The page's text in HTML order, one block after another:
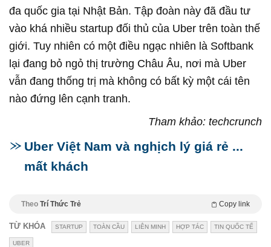
đa quốc gia tại Nhật Bản. Tập đoàn này đã đầu tư
vào khá nhiều startup đối thủ của Uber trên toàn thế
giới. Tuy nhiên có một điều ngạc nhiên là Softbank
lại đang bỏ ngỏ thị trường Châu Âu, nơi mà Uber
vẫn đang thống trị mà không có bất kỳ một cái tên
nào đứng lên cạnh tranh.
Tham khảo: techcrunch
Uber Việt Nam và nghịch lý giá rẻ ...
mất khách
Theo Trí Thức Trẻ Copy link
TỪ KHÓA STARTUP TOÀN CẦU LIÊN MINH HỢP TÁC TIN QUỐC TẾ
UBER